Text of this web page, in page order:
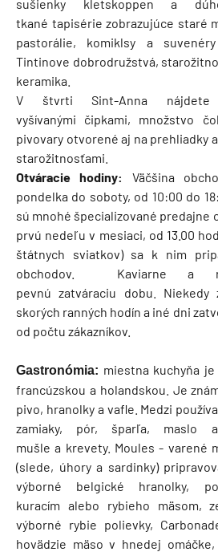
sušienky kletskoppen a
tkané tapisérie zobrazujúce staré
pastorálie, komiklsy a
Tintinove dobrodružstvá,
keramika.
V štvrti Sint-Anna
vyšívanými čipkami, množstvo
pivovary otvorené aj na prehliadky
starožitnosťami.
Otváracie hodiny:
Väčšina
pondelka do soboty, od 10:00 do
sú mnohé špecializované predajne
prvú nedeľu v mesiaci, od 13.00
štátnych sviatkov) sa k nim
obchodov. Kaviarne a
pevnú zatváraciu dobu.
skorých ranných hodín a iné dni
od počtu zákazníkov.
Gastronómia: miestna kuchyňa
francúzskou a holandskou. Je
pivo, hranolky a vafle. Medzi
zamiaky, pór, šparľa, maslo
mušle a krevety. Moules - varené
(slede, úhory a sardinky)
výborné belgické hranolky,
kuracím alebo rybieho mäsom,
výborné rybie polievky,
hovädzie mäso v hnedej